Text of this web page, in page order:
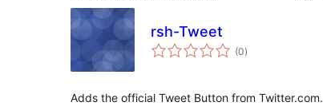
rsh-Tweet
(0totale
vurderinger
)
Adds the official Tweet Button from Twitter.com.